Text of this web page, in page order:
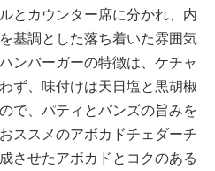
とカウンター席に分かれ、内
基調とした落ち着いた雰囲気
ンバーガーの特徴は、ケチャ
ず、味付けは天日塩と黒胡椒
で、パティとバンズの旨みを
ススメのアボカドチェダーチ
させたアボカドとコクのある